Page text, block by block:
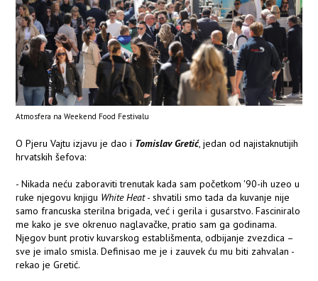
Atmosfera na Weekend Food Festivalu
O Pjeru Vajtu izjavu je dao i Tomislav Gretić, jedan od najistaknutijih
hrvatskih šefova:
- Nikada neću zaboraviti trenutak kada sam početkom '90-ih uzeo u
ruke njegovu knjigu White Heat- shvatili smo tada da kuvanje nije
samo francuska sterilna brigada, već i gerila i gusarstvo. Fasciniralo
me kako je sve okrenuo naglavačke, pratio sam ga godinama.
Njegov bunt protiv kuvarskog establišmenta, odbijanje zvezdica –
sve je imalo smisla. Definisao me je i zauvek ću mu biti zahvalan -
rekao je Gretić.